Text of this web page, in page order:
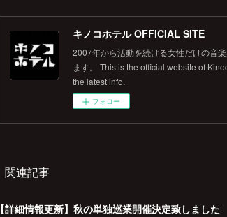
キノコホテル OFFICIAL SITE
2007年から活動を続ける女性だけの音
ます。 This is the official website of
the latest info.
フォロー
関連記事
【詳細情報更新】秋の単独巡業開催決定致しました